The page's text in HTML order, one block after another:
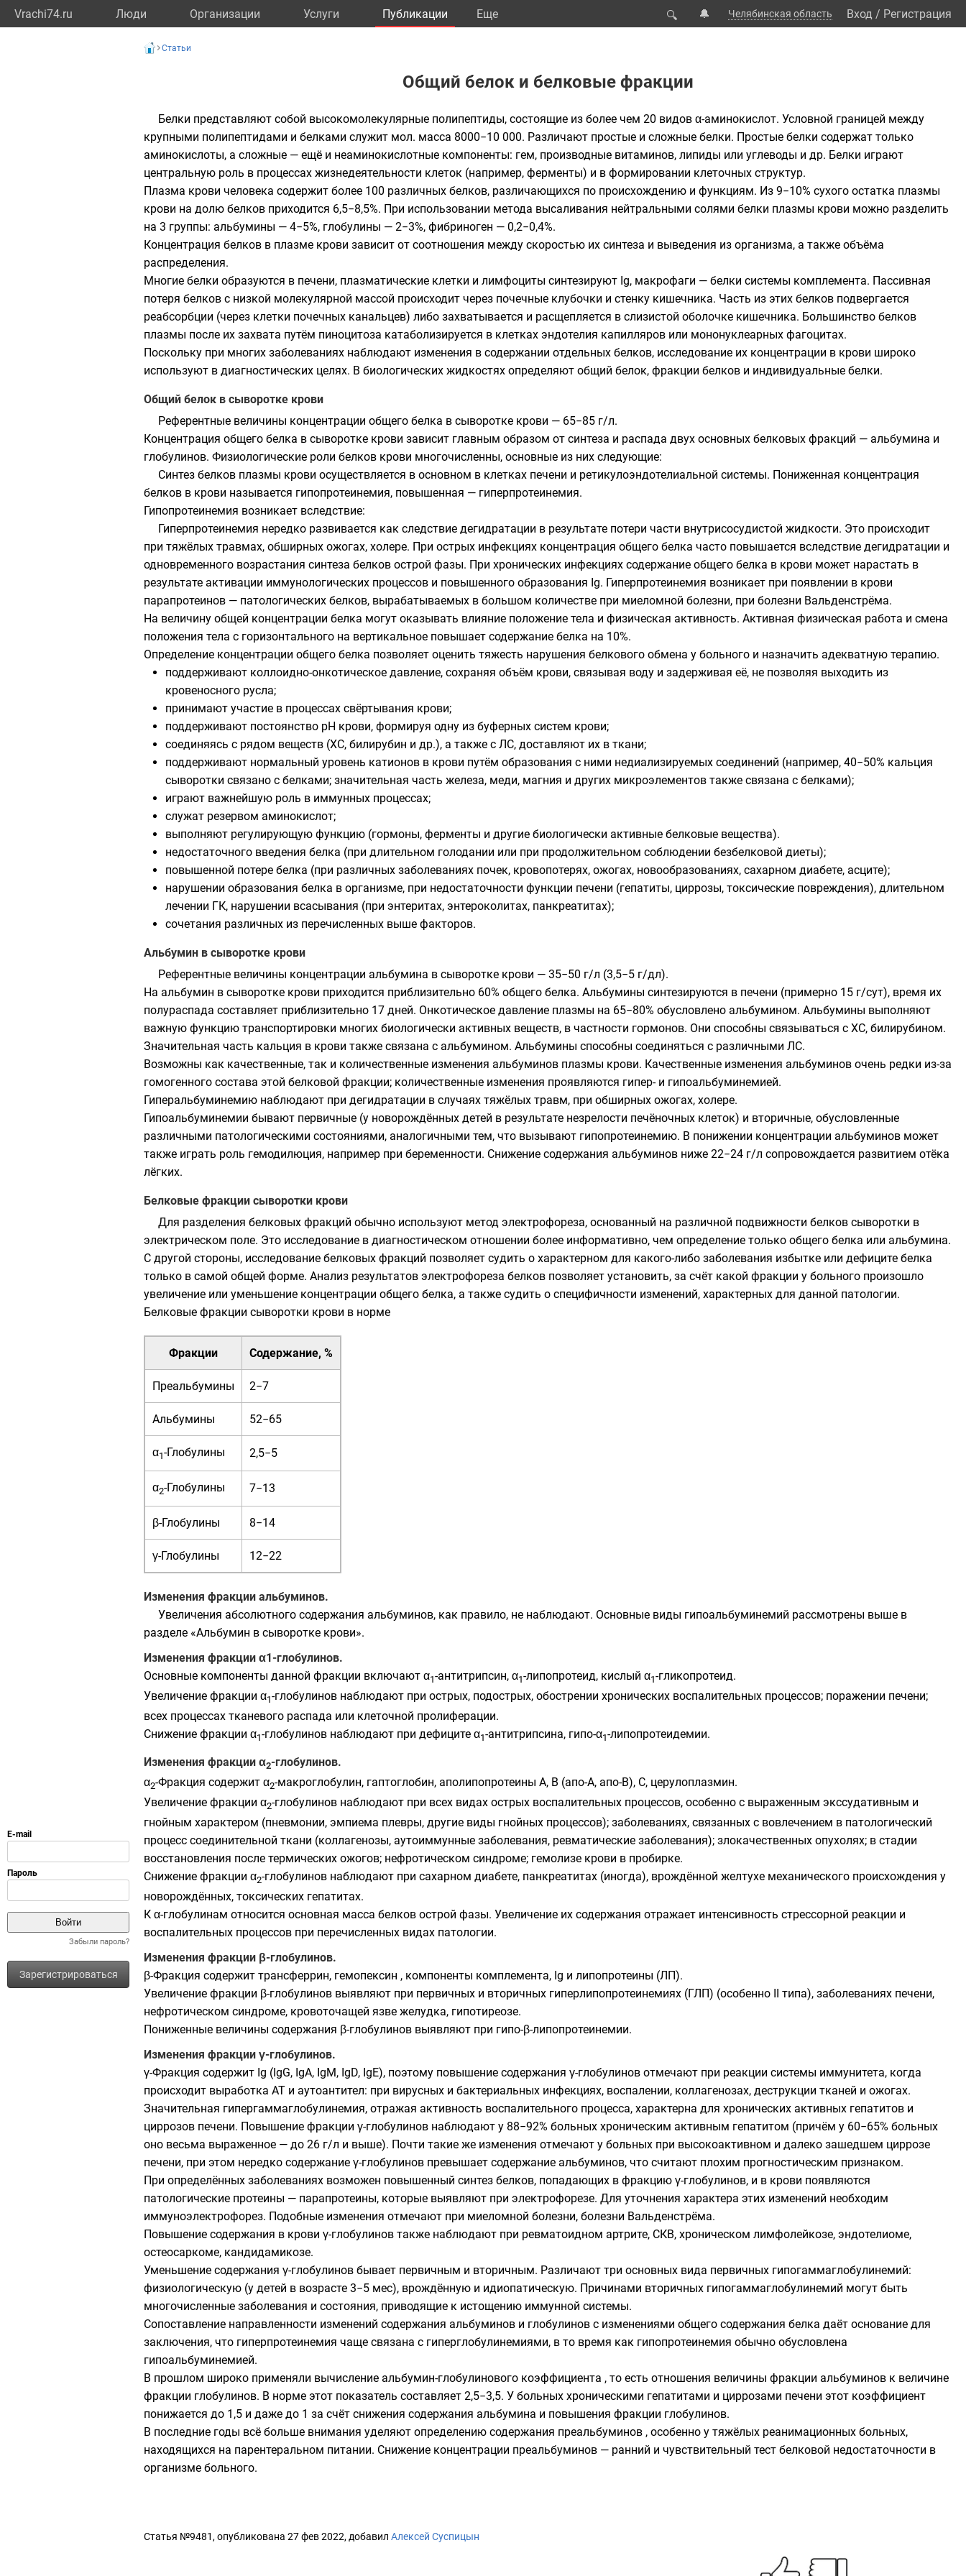
Vrachi74.ru Люди Организации Услуги Публикации Eще 🔍 🔔 Челябинская область Вход / Регистрация
Забыли пароль?
Зарегистрироваться
Статьи
Общий белок и белковые фракции
Белки представляют собой высокомолекулярные полипептиды, состоящие из более чем 20 видов α-аминокислот. Условной границей между
крупными полипептидами и белками служит мол. масса 8000−10 000. Различают простые и сложные белки. Простые белки содержат только
аминокислоты, а сложные — ещё и неаминокислотные компоненты: гем, производные витаминов, липиды или углеводы и др. Белки играют
центральную роль в процессах жизнедеятельности клеток (например, ферменты) и в формировании клеточных структур.
Плазма крови человека содержит более 100 различных белков, различающихся по происхождению и функциям. Из 9−10% сухого остатка плазмы
крови на долю белков приходится 6,5−8,5%. При использовании метода высаливания нейтральными солями белки плазмы крови можно разделить
на 3 группы: альбумины — 4−5%, глобулины — 2−3%, фибриноген — 0,2−0,4%.
Концентрация белков в плазме крови зависит от соотношения между скоростью их синтеза и выведения из организма, а также объёма
распределения.
Многие белки образуются в печени, плазматические клетки и лимфоциты синтезируют Ig, макрофаги — белки системы комплемента. Пассивная
потеря белков с низкой молекулярной массой происходит через почечные клубочки и стенку кишечника. Часть из этих белков подвергается
реабсорбции (через клетки почечных канальцев) либо захватывается и расщепляется в слизистой оболочке кишечника. Большинство белков
плазмы после их захвата путём пиноцитоза катаболизируется в клетках эндотелия капилляров или мононуклеарных фагоцитах.
Поскольку при многих заболеваниях наблюдают изменения в содержании отдельных белков, исследование их концентрации в крови широко
используют в диагностических целях. В биологических жидкостях определяют общий белок, фракции белков и индивидуальные белки.
Общий белок в сыворотке крови
Референтные величины концентрации общего белка в сыворотке крови — 65−85 г/л.
Концентрация общего белка в сыворотке крови зависит главным образом от синтеза и распада двух основных белковых фракций — альбумина и
глобулинов. Физиологические роли белков крови многочисленны, основные из них следующие:
Синтез белков плазмы крови осуществляется в основном в клетках печени и ретикулоэндотелиальной системы. Пониженная концентрация
белков в крови называется гипопротеинемия, повышенная — гиперпротеинемия.
Гипопротеинемия возникает вследствие:
Гиперпротеинемия нередко развивается как следствие дегидратации в результате потери части внутрисосудистой жидкости. Это происходит
при тяжёлых травмах, обширных ожогах, холере. При острых инфекциях концентрация общего белка часто повышается вследствие дегидратации и
одновременного возрастания синтеза белков острой фазы. При хронических инфекциях содержание общего белка в крови может нарастать в
результате активации иммунологических процессов и повышенного образования Ig. Гиперпротеинемия возникает при появлении в крови
парапротеинов — патологических белков, вырабатываемых в большом количестве при миеломной болезни, при болезни Вальденстрёма.
На величину общей концентрации белка могут оказывать влияние положение тела и физическая активность. Активная физическая работа и смена
положения тела с горизонтального на вертикальное повышает содержание белка на 10%.
Определение концентрации общего белка позволяет оценить тяжесть нарушения белкового обмена у больного и назначить адекватную терапию.
поддерживают коллоидно-онкотическое давление, сохраняя объём крови, связывая воду и задерживая её, не позволяя выходить из
кровеносного русла;
принимают участие в процессах свёртывания крови;
поддерживают постоянство рН крови, формируя одну из буферных систем крови;
соединяясь с рядом веществ (ХС, билирубин и др.), а также с ЛС, доставляют их в ткани;
поддерживают нормальный уровень катионов в крови путём образования с ними недиализируемых соединений (например, 40−50% кальция
сыворотки связано с белками; значительная часть железа, меди, магния и других микроэлементов также связана с белками);
играют важнейшую роль в иммунных процессах;
служат резервом аминокислот;
выполняют регулирующую функцию (гормоны, ферменты и другие биологически активные белковые вещества).
недостаточного введения белка (при длительном голодании или при продолжительном соблюдении безбелковой диеты);
повышенной потере белка (при различных заболеваниях почек, кровопотерях, ожогах, новообразованиях, сахарном диабете, асците);
нарушении образования белка в организме, при недостаточности функции печени (гепатиты, циррозы, токсические повреждения), длительном
лечении ГК, нарушении всасывания (при энтеритах, энтероколитах, панкреатитах);
сочетания различных из перечисленных выше факторов.
Альбумин в сыворотке крови
Референтные величины концентрации альбумина в сыворотке крови — 35−50 г/л (3,5−5 г/дл).
На альбумин в сыворотке крови приходится приблизительно 60% общего белка. Альбумины синтезируются в печени (примерно 15 г/сут), время их
полураспада составляет приблизительно 17 дней. Онкотическое давление плазмы на 65−80% обусловлено альбумином. Альбумины выполняют
важную функцию транспортировки многих биологически активных веществ, в частности гормонов. Они способны связываться с ХС, билирубином.
Значительная часть кальция в крови также связана с альбумином. Альбумины способны соединяться с различными ЛС.
Возможны как качественные, так и количественные изменения альбуминов плазмы крови. Качественные изменения альбуминов очень редки из-за
гомогенного состава этой белковой фракции; количественные изменения проявляются гипер- и гипоальбуминемией.
Гиперальбуминемию наблюдают при дегидратации в случаях тяжёлых травм, при обширных ожогах, холере.
Гипоальбуминемии бывают первичные (у новорождённых детей в результате незрелости печёночных клеток) и вторичные, обусловленные
различными патологическими состояниями, аналогичными тем, что вызывают гипопротеинемию. В понижении концентрации альбуминов может
также играть роль гемодилюция, например при беременности. Снижение содержания альбуминов ниже 22−24 г/л сопровождается развитием отёка
лёгких.
Белковые фракции сыворотки крови
Для разделения белковых фракций обычно используют метод электрофореза, основанный на различной подвижности белков сыворотки в
электрическом поле. Это исследование в диагностическом отношении более информативно, чем определение только общего белка или альбумина.
С другой стороны, исследование белковых фракций позволяет судить о характерном для какого-либо заболевания избытке или дефиците белка
только в самой общей форме. Анализ результатов электрофореза белков позволяет установить, за счёт какой фракции у больного произошло
увеличение или уменьшение концентрации общего белка, а также судить о специфичности изменений, характерных для данной патологии.
Белковые фракции сыворотки крови в норме
Фракции Содержание, %
Преальбумины 2−7
Альбумины 52−65
α1-Глобулины 2,5−5
α2-Глобулины 7−13
β-Глобулины 8−14
γ-Глобулины 12−22
Изменения фракции альбуминов.
Увеличения абсолютного содержания альбуминов, как правило, не наблюдают. Основные виды гипоальбуминемий рассмотрены выше в
разделе «Альбумин в сыворотке крови».
Изменения фракции α1-глобулинов.
Основные компоненты данной фракции включают α1-антитрипсин, α1-липопротеид, кислый α1-гликопротеид.
Увеличение фракции α1-глобулинов наблюдают при острых, подострых, обострении хронических воспалительных процессов; поражении печени;
всех процессах тканевого распада или клеточной пролиферации.
Снижение фракции α1-глобулинов наблюдают при дефиците α1-антитрипсина, гипо-α1-липопротеидемии.
Изменения фракции α2-глобулинов.
α2-Фракция содержит α2-макроглобулин, гаптоглобин, аполипопротеины А, В (апо-А, апо-B), С, церулоплазмин.
Увеличение фракции α2-глобулинов наблюдают при всех видах острых воспалительных процессов, особенно с выраженным экссудативным и
гнойным характером (пневмонии, эмпиема плевры, другие виды гнойных процессов); заболеваниях, связанных с вовлечением в патологический
процесс соединительной ткани (коллагенозы, аутоиммунные заболевания, ревматические заболевания); злокачественных опухолях; в стадии
восстановления после термических ожогов; нефротическом синдроме; гемолизе крови в пробирке.
Снижение фракции α2-глобулинов наблюдают при сахарном диабете, панкреатитах (иногда), врождённой желтухе механического происхождения у
новорождённых, токсических гепатитах.
К α-глобулинам относится основная масса белков острой фазы. Увеличение их содержания отражает интенсивность стрессорной реакции и
воспалительных процессов при перечисленных видах патологии.
Изменения фракции β-глобулинов.
β-Фракция содержит трансферрин, гемопексин , компоненты комплемента, Ig и липопротеины (ЛП).
Увеличение фракции β-глобулинов выявляют при первичных и вторичных гиперлипопротеинемиях (ГЛП) (особенно II типа), заболеваниях печени,
нефротическом синдроме, кровоточащей язве желудка, гипотиреозе.
Пониженные величины содержания β-глобулинов выявляют при гипо-β-липопротеинемии.
Изменения фракции γ-глобулинов.
γ-Фракция содержит Ig (IgG, IgA, IgM, IgD, IgE), поэтому повышение содержания γ-глобулинов отмечают при реакции системы иммунитета, когда
происходит выработка АТ и аутоантител: при вирусных и бактериальных инфекциях, воспалении, коллагенозах, деструкции тканей и ожогах.
Значительная гипергаммаглобулинемия, отражая активность воспалительного процесса, характерна для хронических активных гепатитов и
циррозов печени. Повышение фракции γ-глобулинов наблюдают у 88−92% больных хроническим активным гепатитом (причём у 60−65% больных
оно весьма выраженное — до 26 г/л и выше). Почти такие же изменения отмечают у больных при высокоактивном и далеко зашедшем циррозе
печени, при этом нередко содержание γ-глобулинов превышает содержание альбуминов, что считают плохим прогностическим признаком.
При определённых заболеваниях возможен повышенный синтез белков, попадающих в фракцию γ-глобулинов, и в крови появляются
патологические протеины — парапротеины, которые выявляют при электрофорезе. Для уточнения характера этих изменений необходим
иммуноэлектрофорез. Подобные изменения отмечают при миеломной болезни, болезни Вальденстрёма.
Повышение содержания в крови γ-глобулинов также наблюдают при ревматоидном артрите, СКВ, хроническом лимфолейкозе, эндотелиоме,
остеосаркоме, кандидамикозе.
Уменьшение содержания γ-глобулинов бывает первичным и вторичным. Различают три основных вида первичных гипогаммаглобулинемий:
физиологическую (у детей в возрасте 3−5 мес), врождённую и идиопатическую. Причинами вторичных гипогаммаглобулинемий могут быть
многочисленные заболевания и состояния, приводящие к истощению иммунной системы.
Сопоставление направленности изменений содержания альбуминов и глобулинов с изменениями общего содержания белка даёт основание для
заключения, что гиперпротеинемия чаще связана с гиперглобулинемиями, в то время как гипопротеинемия обычно обусловлена
гипоальбуминемией.
В прошлом широко применяли вычисление альбумин-глобулинового коэффициента , то есть отношения величины фракции альбуминов к величине
фракции глобулинов. В норме этот показатель составляет 2,5−3,5. У больных хроническими гепатитами и циррозами печени этот коэффициент
понижается до 1,5 и даже до 1 за счёт снижения содержания альбумина и повышения фракции глобулинов.
В последние годы всё больше внимания уделяют определению содержания преальбуминов , особенно у тяжёлых реанимационных больных,
находящихся на парентеральном питании. Снижение концентрации преальбуминов — ранний и чувствительный тест белковой недостаточности в
организме больного.
Статья №9481, опубликована 27 фев 2022, добавил Алексей Суспицын